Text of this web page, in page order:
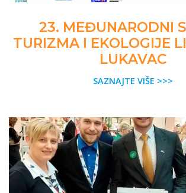
23. MEĐUNARODNI
TURIZMA I EKOLOGIJE
LUKAVAC
SAZNAJTE VIŠE >>>